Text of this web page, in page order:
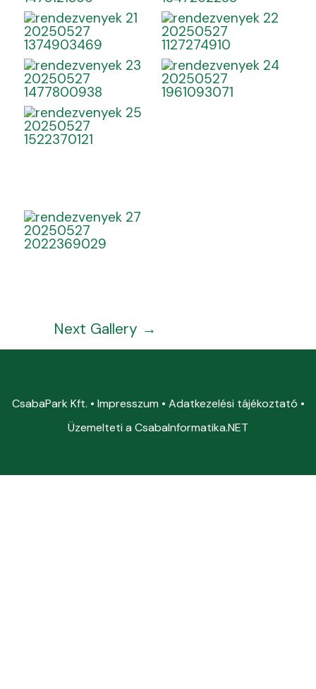
Next Gallery →
CsabaPark Kft. • Impresszum • Adatkezelési tájékoztató •
Üzemelteti a CsabaInformatika.NET